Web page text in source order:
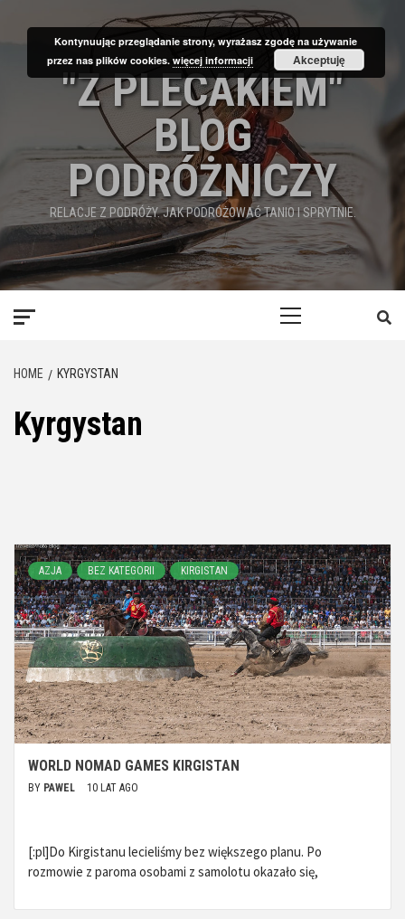
"Z PLECAKIEM"
BLOG
PODRÓŻNICZY
RELACJE Z PODRÓŻY. JAK PODRÓŻOWAĆ TANIO I SPRYTNIE.
HOME KYRGYSTAN
Kyrgystan
AZJA BEZ KATEGORII KIRGISTAN
WORLD NOMAD GAMES KIRGISTAN
BY PAWEL 10 LAT AGO
[:pl]Do Kirgistanu lecieliśmy bez większego planu. Po
rozmowie z paroma osobami z samolotu okazało się,
Kontynuując przeglądanie strony, wyrażasz zgodę na używanie
przez nas plików cookies.więcej informacji Akceptuję